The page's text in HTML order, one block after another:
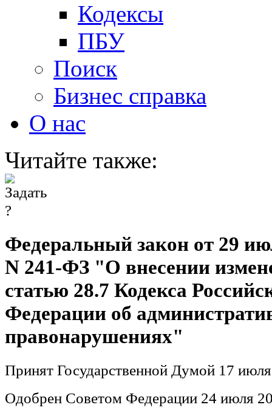
Кодексы
ПБУ
Поиск
Бизнес справка
О нас
Читайте также:
Федеральный закон от 29
N 241-ФЗ "О внесении
статью 28.7 Кодекса
Федерации об
правонарушениях"
Принят Государственной Думой 17
Одобрен Советом Федерации 24 июля